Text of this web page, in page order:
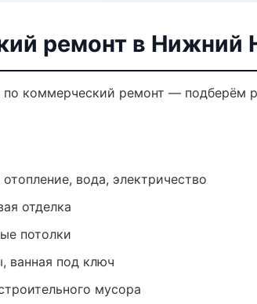
ремонт в Нижний
коммерческий ремонт — подберём
вода, электричество
отделка
потолки
ванная под ключ
мусора